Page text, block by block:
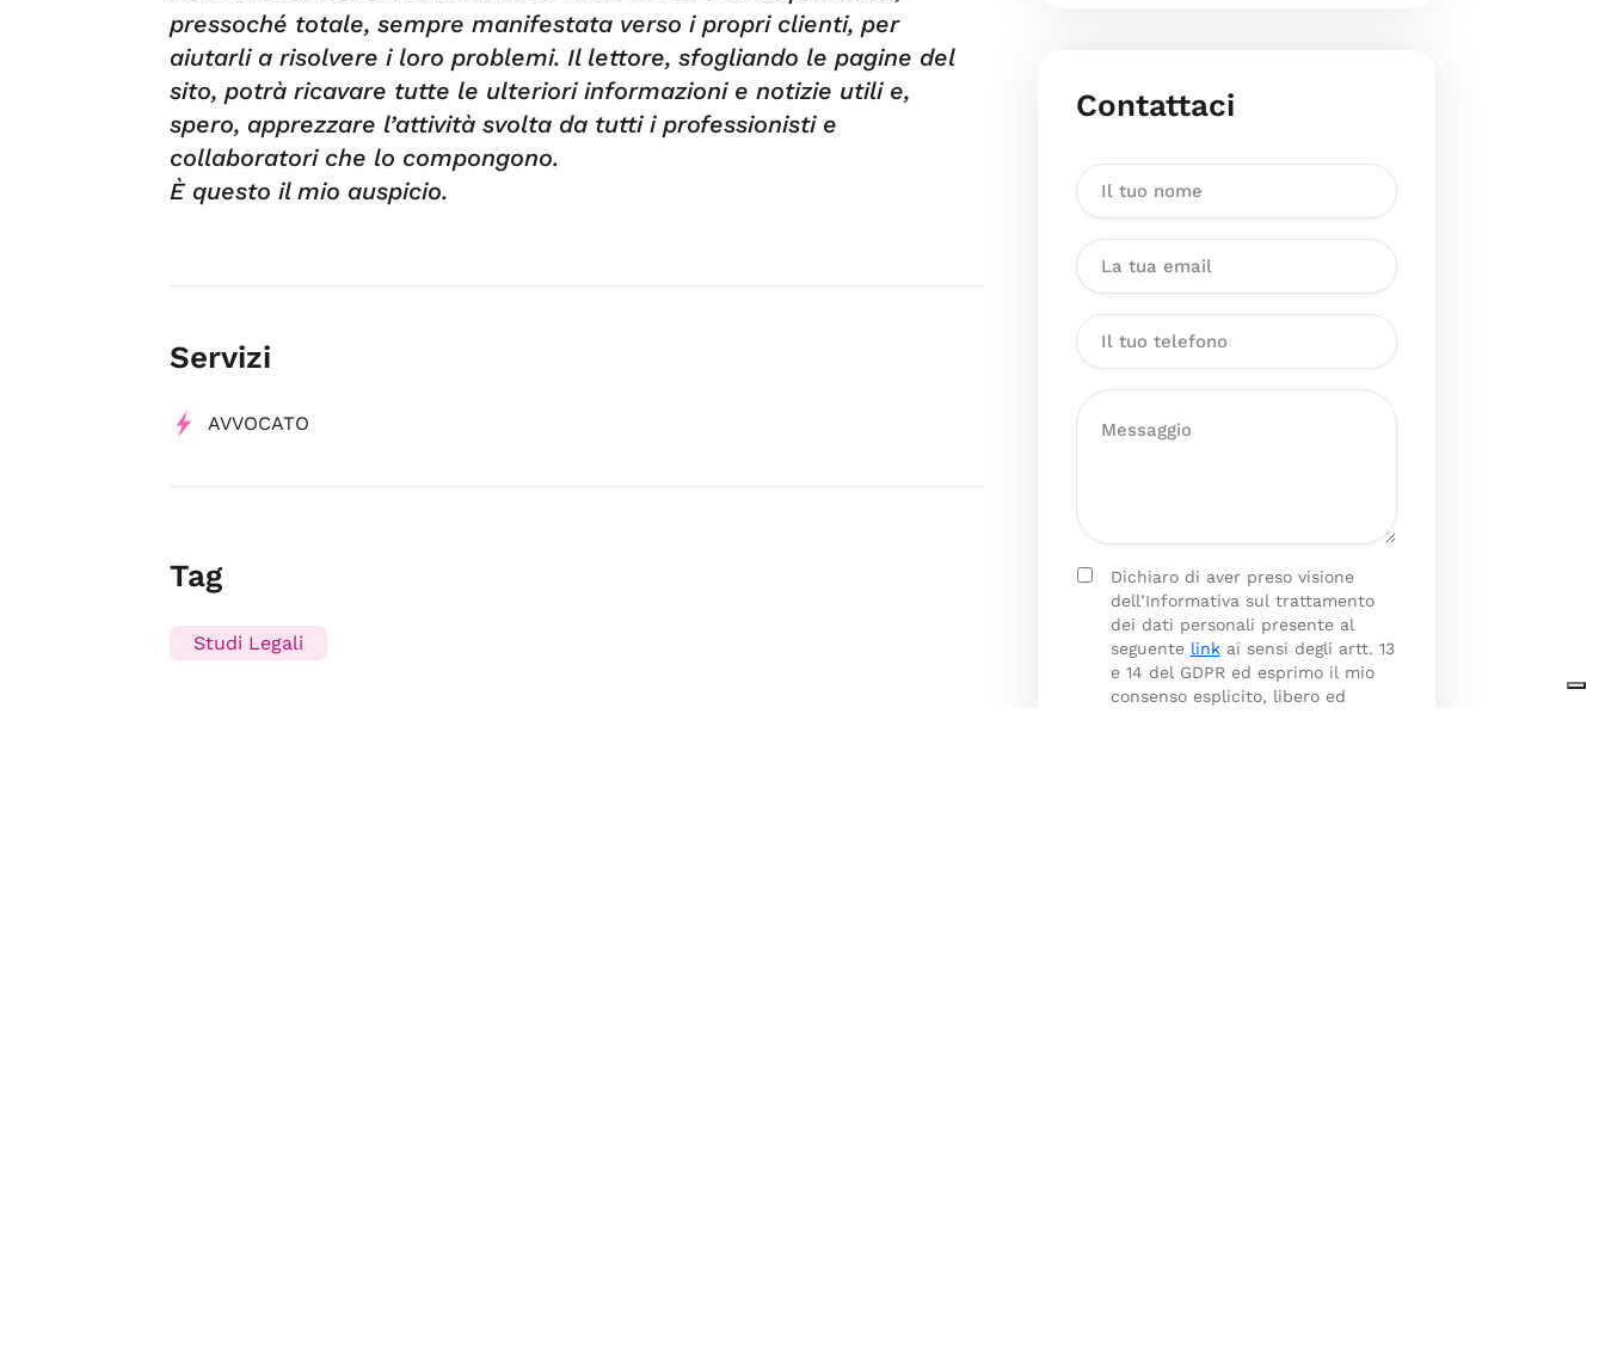
pressoché totale, sempre manifestata verso i propri clienti, per
aiutarli a risolvere i loro problemi. Il lettore, sfogliando le pagine del
sito, potrà ricavare tutte le ulteriori informazioni e notizie utili e,
spero, apprezzare l’attività svolta da tutti i professionisti e
collaboratori che lo compongono.
È questo il mio auspicio.
Servizi
AVVOCATO
Tag
Studi Legali
Contattaci
Dichiaro di aver preso visione
dell’Informativa sul trattamento
dei dati personali presente al
seguente linkai sensi degli artt. 13
e 14 del GDPR ed esprimo il mio
consenso esplicito, libero ed